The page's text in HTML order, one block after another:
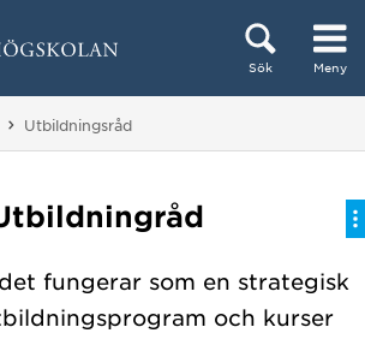
Sök Meny
Du är här:
Utbildningsråd
fungerar som en strategisk
och kurser